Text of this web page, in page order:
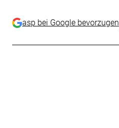
asp bei Google bevorzugen